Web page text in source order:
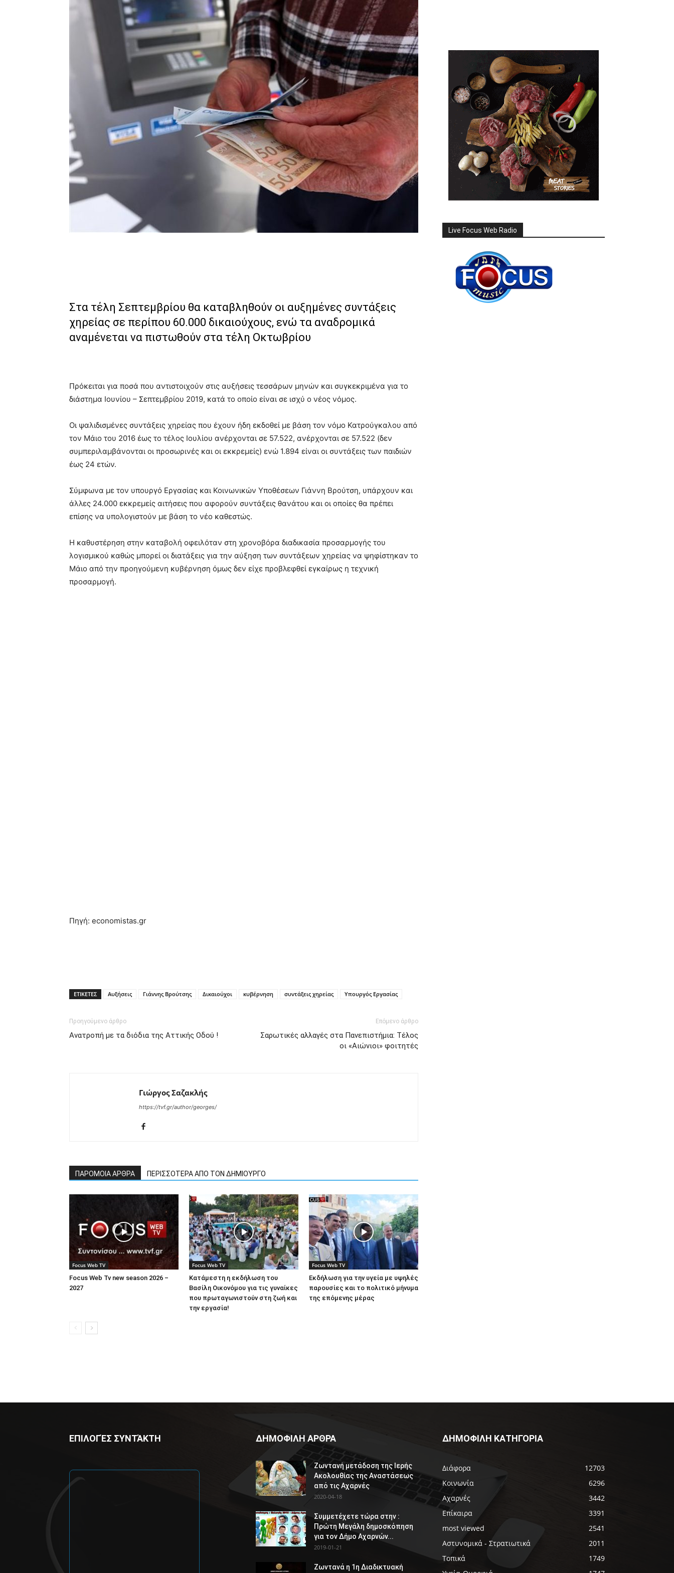
Στα τέλη Σεπτεμβρίου θα καταβληθούν οι αυξημένες συντάξεις
χηρείας σε περίπου 60.000 δικαιούχους, ενώ τα αναδρομικά
αναμένεται να πιστωθούν στα τέλη Οκτωβρίου
Πρόκειται για ποσά που αντιστοιχούν στις αυξήσεις τεσσάρων μηνών και συγκεκριμένα για το
διάστημα Ιουνίου – Σεπτεμβρίου 2019, κατά το οποίο είναι σε ισχύ ο νέος νόμος.
Οι ψαλιδισμένες συντάξεις χηρείας που έχουν ήδη εκδοθεί με βάση τον νόμο Κατρούγκαλου από
τον Μάιο του 2016 έως το τέλος Ιουλίου ανέρχονται σε 57.522, ανέρχονται σε 57.522 (δεν
συμπεριλαμβάνονται οι προσωρινές και οι εκκρεμείς) ενώ 1.894 είναι οι συντάξεις των παιδιών
έως 24 ετών.
Σύμφωνα με τον υπουργό Εργασίας και Κοινωνικών Υποθέσεων Γιάννη Βρούτση, υπάρχουν και
άλλες 24.000 εκκρεμείς αιτήσεις που αφορούν συντάξεις θανάτου και οι οποίες θα πρέπει
επίσης να υπολογιστούν με βάση το νέο καθεστώς.
Η καθυστέρηση στην καταβολή οφειλόταν στη χρονοβόρα διαδικασία προσαρμογής του
λογισμικού καθώς μπορεί οι διατάξεις για την αύξηση των συντάξεων χηρείας να ψηφίστηκαν το
Μάιο από την προηγούμενη κυβέρνηση όμως δεν είχε προβλεφθεί εγκαίρως η τεχνική
προσαρμογή.
Πηγή: economistas.gr
ΕΤΙΚΕΤΕΣ Αυξήσεις Γιάννης Βρούτσης Δικαιούχοι κυβέρνηση συντάξεις χηρείας Υπουργός Εργασίας
Προηγούμενο άρθρο
Ανατροπή με τα διόδια της Αττικής Οδού !
Επόμενο άρθρο
Σαρωτικές αλλαγές στα Πανεπιστήμια: Τέλος
οι «Αιώνιοι» φοιτητές
Γιώργος Σαζακλής
https://tvf.gr/author/georges/
ΠΑΡΟΜΟΙΑ ΑΡΘΡΑ ΠΕΡΙΣΣΟΤΕΡΑ ΑΠΟ ΤΟΝ ΔΗΜΙΟΥΡΓΟ
Focus Web TV
Focus Web Tv new season 2026 –
2027
Focus Web TV
Κατάμεστη η εκδήλωση του
Βασίλη Οικονόμου για τις γυναίκες
που πρωταγωνιστούν στη ζωή και
την εργασία!
Focus Web TV
Εκδήλωση για την υγεία με υψηλές
παρουσίες και το πολιτικό μήνυμα
της επόμενης μέρας
Live Focus Web Radio
ΕΠΙΛΟΓΈΣ ΣΥΝΤΆΚΤΗ ΔΗΜΟΦΙΛΗ ΑΡΘΡΑ
Ζωντανή μετάδοση της Ιερής
Ακολουθίας της Αναστάσεως
από τις Αχαρνές
2020-04-18
Συμμετέχετε τώρα στην :
Πρώτη Μεγάλη δημοσκόπηση
για τον Δήμο Αχαρνών...
2019-01-21
Ζωντανά η 1η Διαδικτυακή
ΔΗΜΟΦΙΛΗ ΚΑΤΗΓΟΡΙΑ
Διάφορα
12703
Κοινωνία
6296
Αχαρνές
3442
Επίκαιρα
3391
most viewed
2541
Αστυνομικά - Στρατιωτικά
2011
Τοπικά
1749